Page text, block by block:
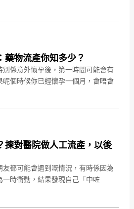
藥物流產你知多少？
別係意外懷孕後，第一時間可能會有
呢個時候你已經懷孕一個月，會唔會
揀對醫院做人工流產，以後
友都可能會遇到嘅情況，有時係因為
一時衝動，結果發現自己「中咗